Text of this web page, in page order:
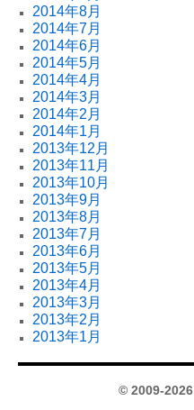
2014年8月
2014年7月
2014年6月
2014年5月
2014年4月
2014年3月
2014年2月
2014年1月
2013年12月
2013年11月
2013年10月
2013年9月
2013年8月
2013年7月
2013年6月
2013年5月
2013年4月
2013年3月
2013年2月
2013年1月
© 2009-2026